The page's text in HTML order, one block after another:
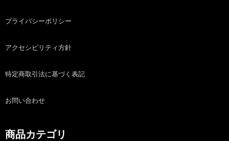
プライバシーポリシー
アクセシビリティ方針
特定商取引法に基づく表記
お問い合わせ
商品カテゴリ